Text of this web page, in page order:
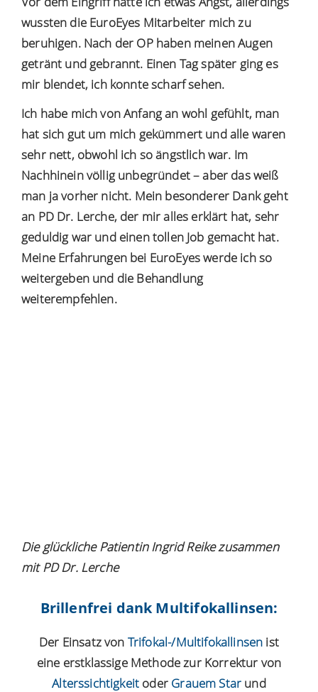
wussten die EuroEyes Mitarbeiter mich zu
beruhigen. Nach der OP haben meinen Augen
getränt und gebrannt. Einen Tag später ging es
mir blendet, ich konnte scharf sehen.
Ich habe mich von Anfang an wohl gefühlt, man
hat sich gut um mich gekümmert und alle waren
sehr nett, obwohl ich so ängstlich war. Im
Nachhinein völlig unbegründet – aber das weiß
man ja vorher nicht. Mein besonderer Dank geht
an PD Dr. Lerche, der mir alles erklärt hat, sehr
geduldig war und einen tollen Job gemacht hat.
Meine Erfahrungen bei EuroEyes werde ich so
weitergeben und die Behandlung
weiterempfehlen.
Die glückliche Patientin Ingrid Reike zusammen
mit PD Dr. Lerche
Brillenfrei dank Multifokallinsen:
Der Einsatz von Trifokal-/Multifokallinsen ist
eine erstklassige Methode zur Korrektur von
Alterssichtigkeit oder Grauem Star und